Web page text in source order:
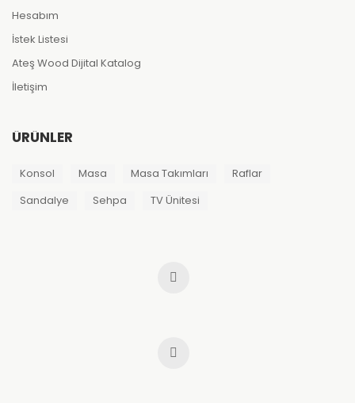
Hesabım
İstek Listesi
Ateş Wood Dijital Katalog
İletişim
ÜRÜNLER
Konsol Masa Masa Takımları
Raflar
Sandalye
Sehpa TV Ünitesi